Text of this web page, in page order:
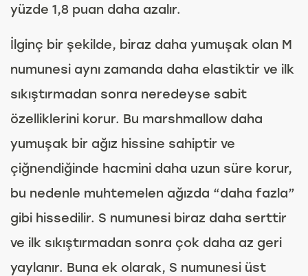
yüzde 1,8 puan daha azalır.
İlginç bir şekilde, biraz daha yumuşak olan M
numunesi aynı zamanda daha elastiktir ve ilk
sıkıştırmadan sonra neredeyse sabit
özelliklerini korur. Bu marshmallow daha
yumuşak bir ağız hissine sahiptir ve
çiğnendiğinde hacmini daha uzun süre korur,
bu nedenle muhtemelen ağızda “daha fazla”
gibi hissedilir. S numunesi biraz daha serttir
ve ilk sıkıştırmadan sonra çok daha az geri
yaylanır. Buna ek olarak, S numunesi üst